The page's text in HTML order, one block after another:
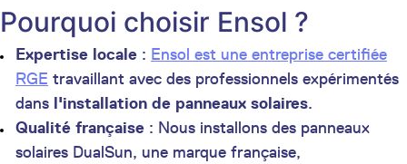
Pourquoi choisir Ensol ?
Expertise locale : Ensol est une entreprise certifiée
RGE travaillant avec des professionnels expérimentés
dans l'installation de panneaux solaires.
Qualité française : Nous installons des panneaux
solaires DualSun, une marque française,